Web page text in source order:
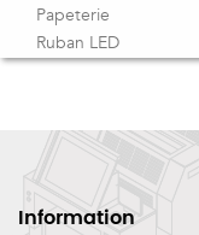
Papeterie
Ruban LED
Information